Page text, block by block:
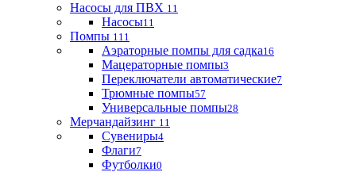
Насосы для ПВХ 11
Насосы11
Помпы 111
Аэраторные помпы для садка16
Мацераторные помпы3
Переключатели автоматические7
Трюмные помпы57
Универсальные помпы28
Мерчандайзинг 11
Сувениры4
Флаги7
Футболки0